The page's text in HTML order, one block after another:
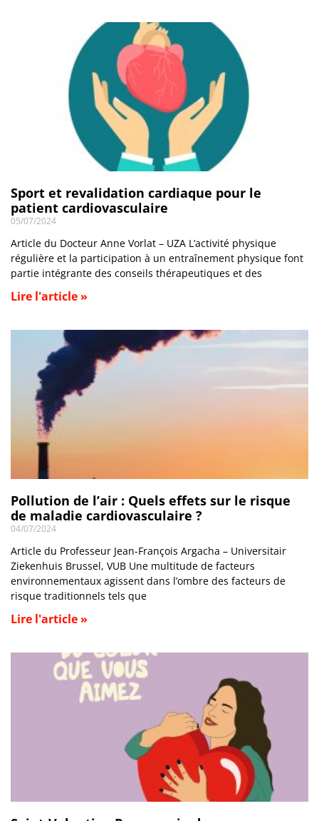
Sport et revalidation cardiaque pour le
patient cardiovasculaire
05/07/2024
Article du Docteur Anne Vorlat – UZA L’activité physique
régulière et la participation à un entraînement physique font
partie intégrante des conseils thérapeutiques et des
Lire l'article »
Pollution de l’air : Quels effets sur le risque
de maladie cardiovasculaire ?
04/07/2024
Article du Professeur Jean-François Argacha – Universitair
Ziekenhuis Brussel, VUB Une multitude de facteurs
environnementaux agissent dans l’ombre des facteurs de
risque traditionnels tels que
Lire l'article »